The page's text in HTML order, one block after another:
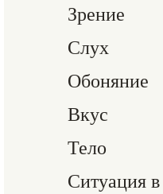
Зрение
Слух
Обоняние
Вкус
Тело
Ситуация